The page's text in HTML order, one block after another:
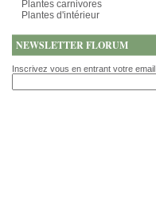
Plantes carnivores
Plantes d'intérieur
NEWSLETTER FLORUM
Inscrivez vous en entrant votre email